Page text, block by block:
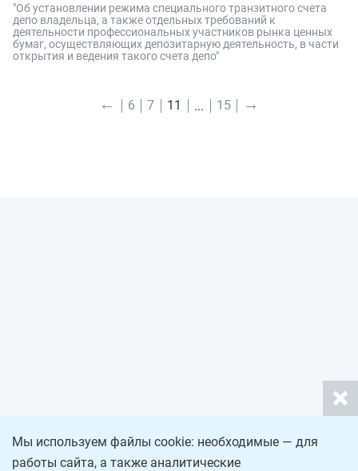
"Об установлении режима специального транзитного счета
депо владельца, а также отдельных требований к
деятельности профессиональных участников рынка ценных
бумаг, осуществляющих депозитарную деятельность, в части
открытия и ведения такого счета депо"
← 6 7 11 15 →
Мы используем файлы cookie: необходимые — для
работы сайта, а также аналитические